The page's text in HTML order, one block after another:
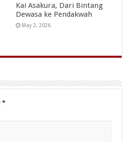
Kai Asakura, Dari Bintang
Dewasa ke Pendakwah
May 2, 2026
*